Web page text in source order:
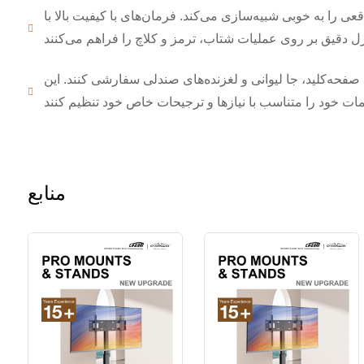
را به خوبی شبیه‌سازی می‌کند. فرمان‌های با کیفیت بالا با
صفحه‌کلید، جا لیوانی و لغزنده‌های صندلی سفارشی کنند. این
منابع